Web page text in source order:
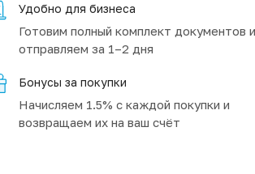
Удобно для бизнеса
Готовим полный комплект документов и
отправляем за 1–2 дня
Бонусы за покупки
Начисляем 1.5% с каждой покупки и
возвращаем их на ваш счёт